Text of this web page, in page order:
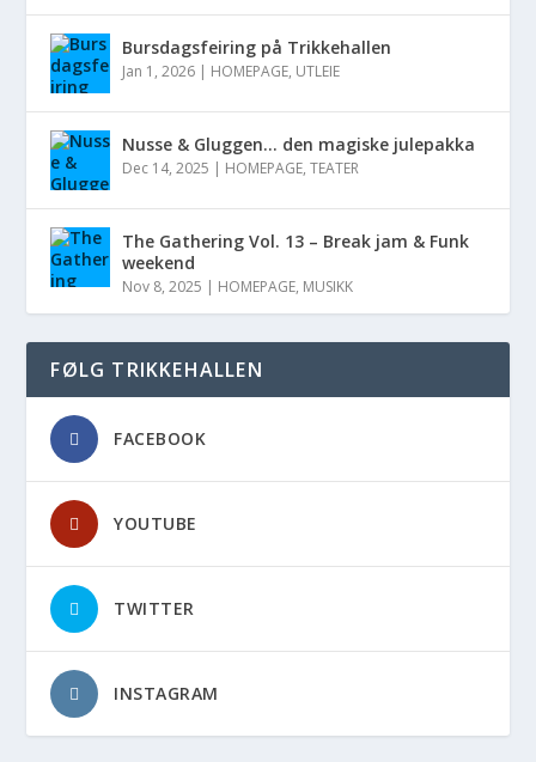
Bursdagsfeiring på Trikkehallen
Jan 1, 2026 | HOMEPAGE, UTLEIE
Nusse & Gluggen… den magiske julepakka
Dec 14, 2025 | HOMEPAGE,TEATER
The Gathering Vol. 13 – Break jam & Funk
weekend
Nov 8, 2025 | HOMEPAGE, MUSIKK
FØLG TRIKKEHALLEN
FACEBOOK
YOUTUBE
TWITTER
INSTAGRAM